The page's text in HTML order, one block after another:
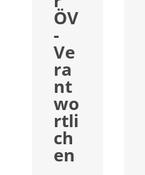
ÖV
-
Ve
ra
nt
wo
rtli
ch
en